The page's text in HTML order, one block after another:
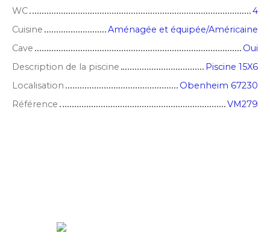
WC
4
Cuisine
Aménagée et équipée/Américaine
Cave
Oui
Description de la piscine
Piscine 15X6
Localisation
Obenheim 67230
Référence
VM279